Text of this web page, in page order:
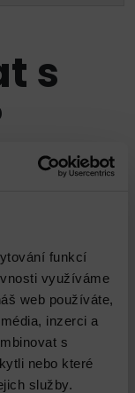
funkcí
využíváme
web používáte,
inzerci a
s
nebo které
služby.
s
vaše
k ničemu
vložíte,
abychom
názvu